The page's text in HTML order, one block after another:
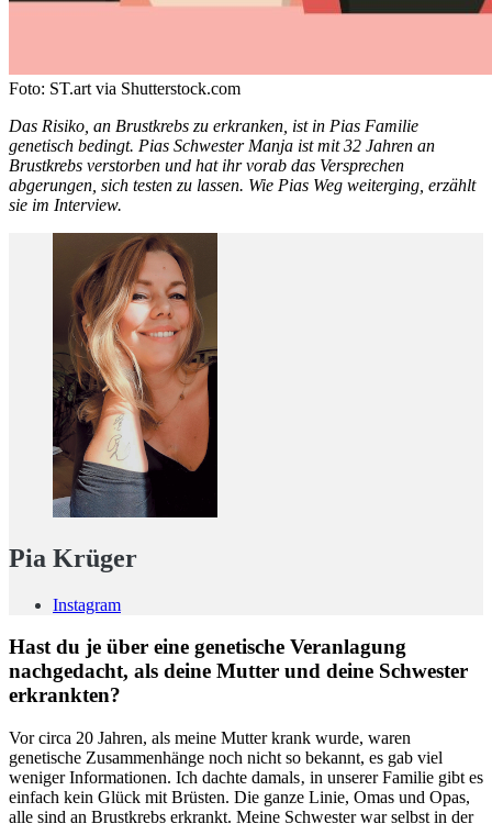
Foto: ST.art via Shutterstock.com
Das Risiko, an Brustkrebs zu erkranken, ist in Pias Familie
genetisch bedingt. Pias Schwester Manja ist mit 32 Jahren an
Brustkrebs verstorben und hat ihr vorab das Versprechen
abgerungen, sich testen zu lassen. Wie Pias Weg weiterging, erzählt
sie im Interview.
Pia Krüger
Instagram
Hast du je über eine genetische Veranlagung
nachgedacht, als deine Mutter und deine Schwester
erkrankten?
Vor circa 20 Jahren, als meine Mutter krank wurde, waren
genetische Zusammenhänge noch nicht so bekannt, es gab viel
weniger Informationen. Ich dachte damals‚ in unserer Familie gibt es
einfach kein Glück mit Brüsten. Die ganze Linie, Omas und Opas,
alle sind an Brustkrebs erkrankt. Meine Schwester war selbst in der